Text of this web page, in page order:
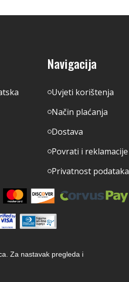
Navigacija
Uvjeti korištenja
Način plaćanja
Dostava
Povrati i reklamacije
Privatnost podataka
Za nastavak pregleda i